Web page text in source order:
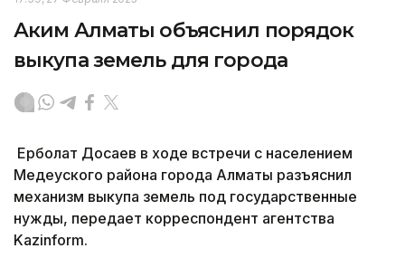
Аким Алматы объяснил порядок
выкупа земель для города
Ерболат Досаев в ходе встречи с населением
Медеуского района города Алматы разъяснил
механизм выкупа земель под государственные
нужды, передает корреспондент агентства
Kazinform.